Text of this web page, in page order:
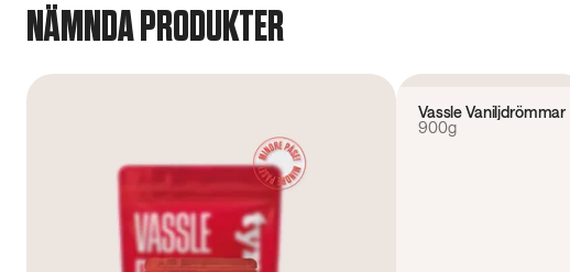
NÄMNDA PRODUKTER
Vassle Vaniljdrömmar
900g